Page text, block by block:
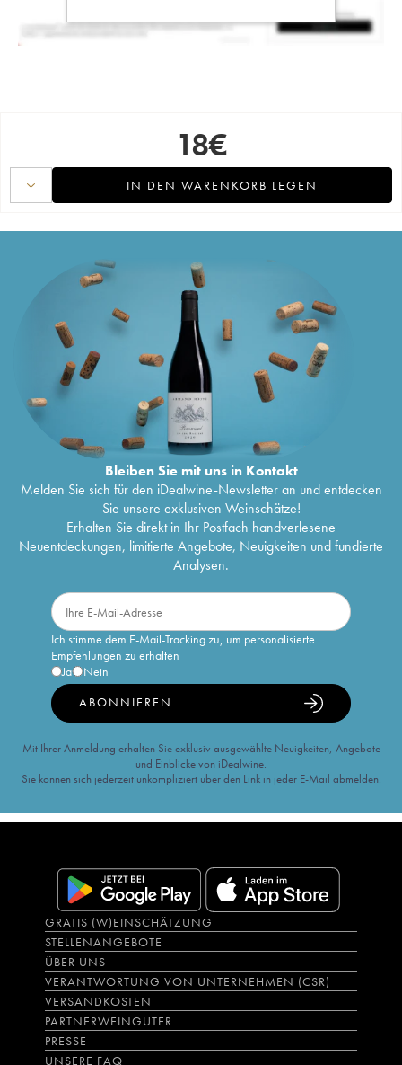
18€
IN DEN WARENKORB LEGEN
Bleiben Sie mit uns in Kontakt
Melden Sie sich für den iDealwine-Newsletter an und entdecken
Sie unsere exklusiven Weinschätze!
Erhalten Sie direkt in Ihr Postfach handverlesene
Neuentdeckungen, limitierte Angebote, Neuigkeiten und fundierte
Analysen.
Ich stimme dem E-Mail-Tracking zu, um personalisierte
Empfehlungen zu erhalten
Ja
Nein
ABONNIEREN
Mit Ihrer Anmeldung erhalten Sie exklusiv ausgewählte Neuigkeiten, Angebote
und Einblicke von iDealwine.
Sie können sich jederzeit unkompliziert über den Link in jeder E-Mail abmelden.
GRATIS (W)EINSCHÄTZUNG
STELLENANGEBOTE
ÜBER UNS
VERANTWORTUNG VON UNTERNEHMEN (CSR)
VERSANDKOSTEN
PARTNERWEINGÜTER
PRESSE
UNSERE FAQ